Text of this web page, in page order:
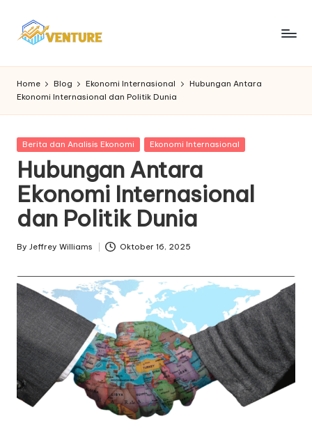
I
n
n
o
v
e
n
t
u
r
e
Berita
Home Blog Ekonomi Internasional
Hubungan Antara
Ekonomi Internasional dan Politik Dunia
Posted
Berita dan Analisis Ekonomi Ekonomi Internasional
Hubungan Antara
Ekonomi Internasional
dan Politik Dunia
Posted
By Jeffrey Williams Oktober 16, 2025